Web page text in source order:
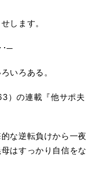
します。
･─
いろある。
）の連載『他サポ夫
な逆転負けから一夜
はすっかり自信をな